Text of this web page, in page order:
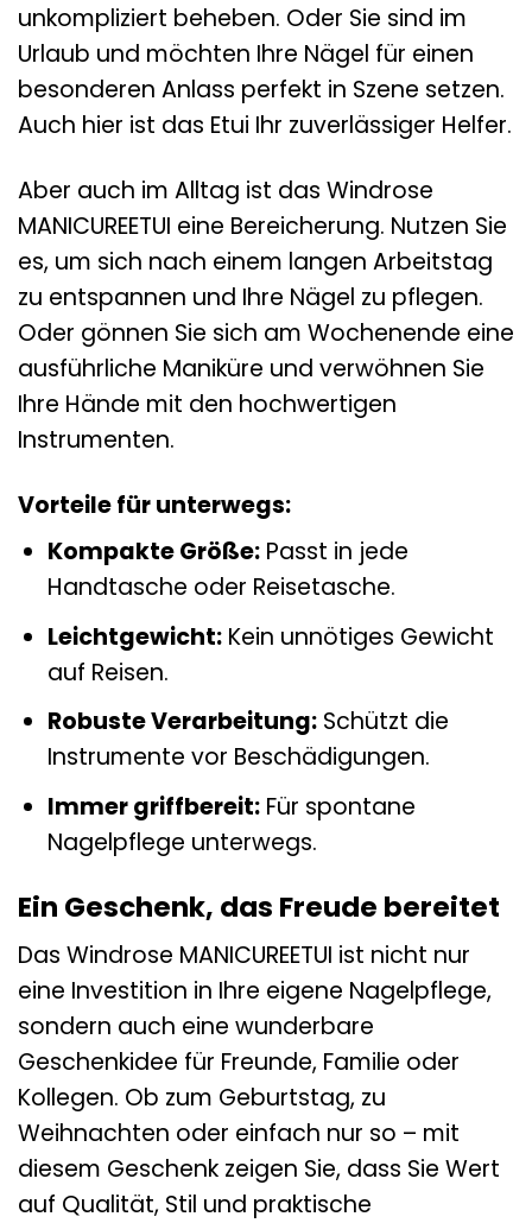
unkompliziert beheben. Oder Sie sind im
Urlaub und möchten Ihre Nägel für einen
besonderen Anlass perfekt in Szene setzen.
Auch hier ist das Etui Ihr zuverlässiger Helfer.
Aber auch im Alltag ist das Windrose
MANICUREETUI eine Bereicherung. Nutzen Sie
es, um sich nach einem langen Arbeitstag
zu entspannen und Ihre Nägel zu pflegen.
Oder gönnen Sie sich am Wochenende eine
ausführliche Maniküre und verwöhnen Sie
Ihre Hände mit den hochwertigen
Instrumenten.
Vorteile für unterwegs:
Kompakte Größe:Passt in jede
Handtasche oder Reisetasche.
Leichtgewicht:Kein unnötiges Gewicht
auf Reisen.
Robuste Verarbeitung:Schützt die
Instrumente vor Beschädigungen.
Immer griffbereit:Für spontane
Nagelpflege unterwegs.
Ein Geschenk, das Freude bereitet
Das Windrose MANICUREETUI ist nicht nur
eine Investition in Ihre eigene Nagelpflege,
sondern auch eine wunderbare
Geschenkidee für Freunde, Familie oder
Kollegen. Ob zum Geburtstag, zu
Weihnachten oder einfach nur so – mit
diesem Geschenk zeigen Sie, dass Sie Wert
auf Qualität, Stil und praktische